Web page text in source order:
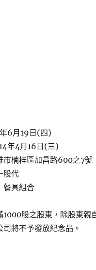
6月19日(四)
年4月16日(三)
市楠梓區加昌路600之7號
股代
餐具組合
1000股之股東，除股東親
將不予發放紀念品。